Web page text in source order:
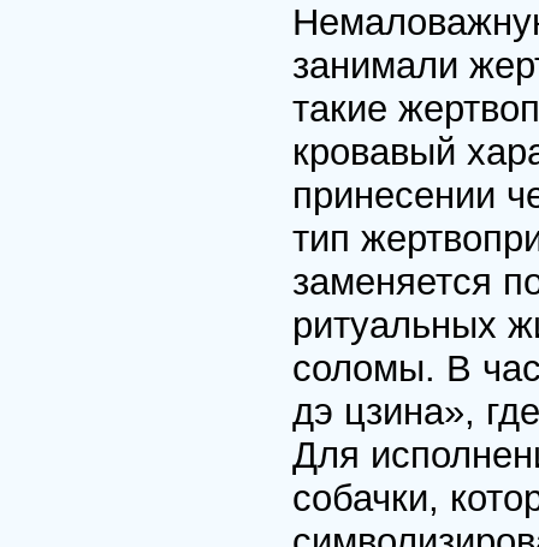
занимали
такие
кровавый
принесении
тип
заменяется
ритуальных
соломы. В
дэ цзина»,
Для
собачки,